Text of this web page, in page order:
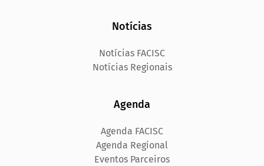
Notícias
Notícias FACISC
Notícias Regionais
Agenda
Agenda FACISC
Agenda Regional
Eventos Parceiros